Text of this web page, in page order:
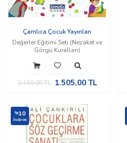
Çamlıca Çocuk Yayınları
Değerler Eğitimi Seti (Nezaket ve
Görgü Kuralları)
2.150,00TL 1.505,00TL
%10
İndirim